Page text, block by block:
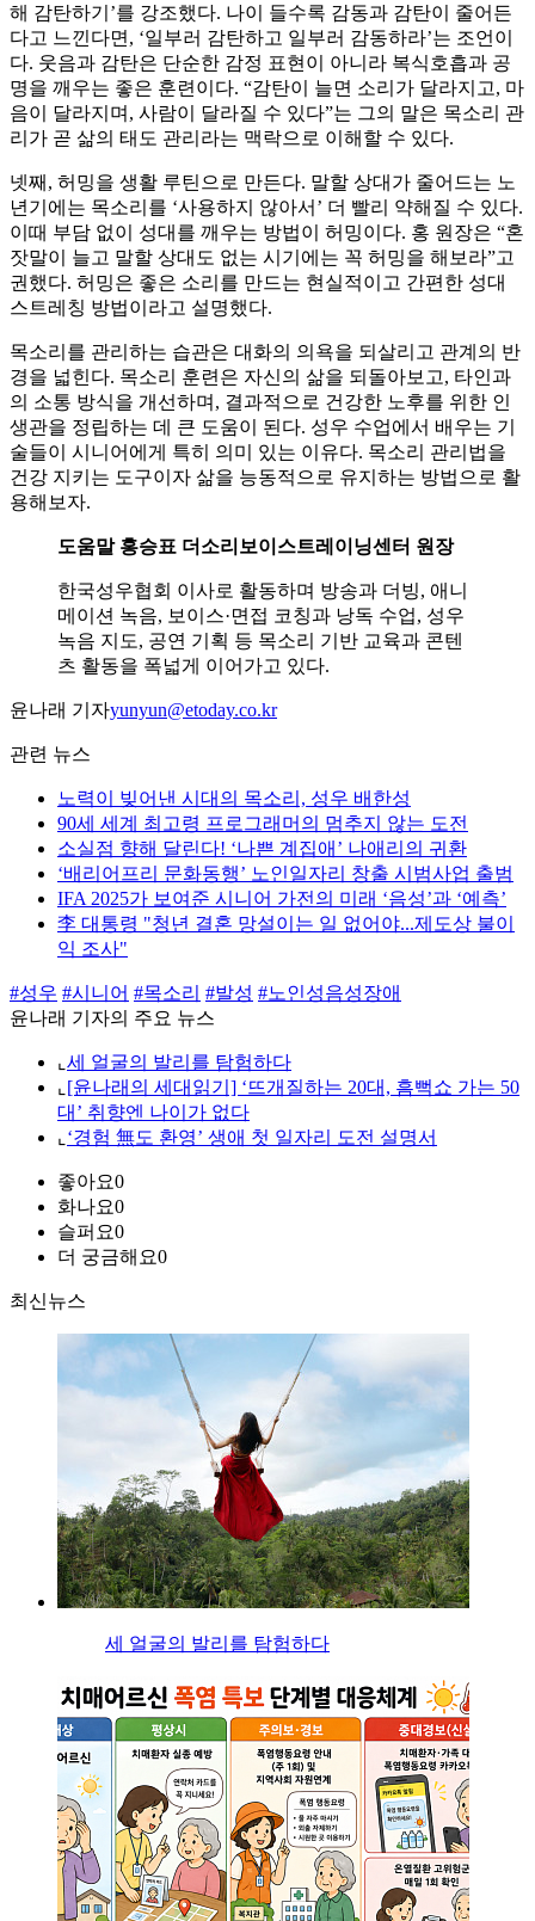
해 감탄하기’를 강조했다. 나이 들수록 감동과 감탄이 줄어든
다고 느낀다면, ‘일부러 감탄하고 일부러 감동하라’는 조언이
다. 웃음과 감탄은 단순한 감정 표현이 아니라 복식호흡과 공
명을 깨우는 좋은 훈련이다. “감탄이 늘면 소리가 달라지고, 마
음이 달라지며, 사람이 달라질 수 있다”는 그의 말은 목소리 관
리가 곧 삶의 태도 관리라는 맥락으로 이해할 수 있다.
넷째, 허밍을 생활 루틴으로 만든다. 말할 상대가 줄어드는 노
년기에는 목소리를 ‘사용하지 않아서’ 더 빨리 약해질 수 있다.
이때 부담 없이 성대를 깨우는 방법이 허밍이다. 홍 원장은 “혼
잣말이 늘고 말할 상대도 없는 시기에는 꼭 허밍을 해보라”고
권했다. 허밍은 좋은 소리를 만드는 현실적이고 간편한 성대
스트레칭 방법이라고 설명했다.
목소리를 관리하는 습관은 대화의 의욕을 되살리고 관계의 반
경을 넓힌다. 목소리 훈련은 자신의 삶을 되돌아보고, 타인과
의 소통 방식을 개선하며, 결과적으로 건강한 노후를 위한 인
생관을 정립하는 데 큰 도움이 된다. 성우 수업에서 배우는 기
술들이 시니어에게 특히 의미 있는 이유다. 목소리 관리법을
건강 지키는 도구이자 삶을 능동적으로 유지하는 방법으로 활
용해보자.
도움말 홍승표 더소리보이스트레이닝센터 원장
한국성우협회 이사로 활동하며 방송과 더빙, 애니
메이션 녹음, 보이스·면접 코칭과 낭독 수업, 성우
녹음 지도, 공연 기획 등 목소리 기반 교육과 콘텐
츠 활동을 폭넓게 이어가고 있다.
윤나래 기자yunyun@etoday.co.kr
관련 뉴스
노력이 빚어낸 시대의 목소리, 성우 배한성
90세 세계 최고령 프로그래머의 멈추지 않는 도전
소실점 향해 달린다! ‘나쁜 계집애’ 나애리의 귀환
‘배리어프리 문화동행’ 노인일자리 창출 시범사업 출범
IFA 2025가 보여준 시니어 가전의 미래 ‘음성’과 ‘예측’
李 대통령 "청년 결혼 망설이는 일 없어야...제도상 불이
익 조사"
#성우 #시니어 #목소리 #발성 #노인성음성장애
윤나래 기자의 주요 뉴스
⌞ 세 얼굴의 발리를 탐험하다
⌞ [윤나래의 세대읽기] ‘뜨개질하는 20대, 흠뻑쇼 가는 50
대’ 취향엔 나이가 없다
⌞ ‘경험 無도 환영’ 생애 첫 일자리 도전 설명서
좋아요0
화나요0
슬퍼요0
더 궁금해요0
최신뉴스
세 얼굴의 발리를 탐험하다